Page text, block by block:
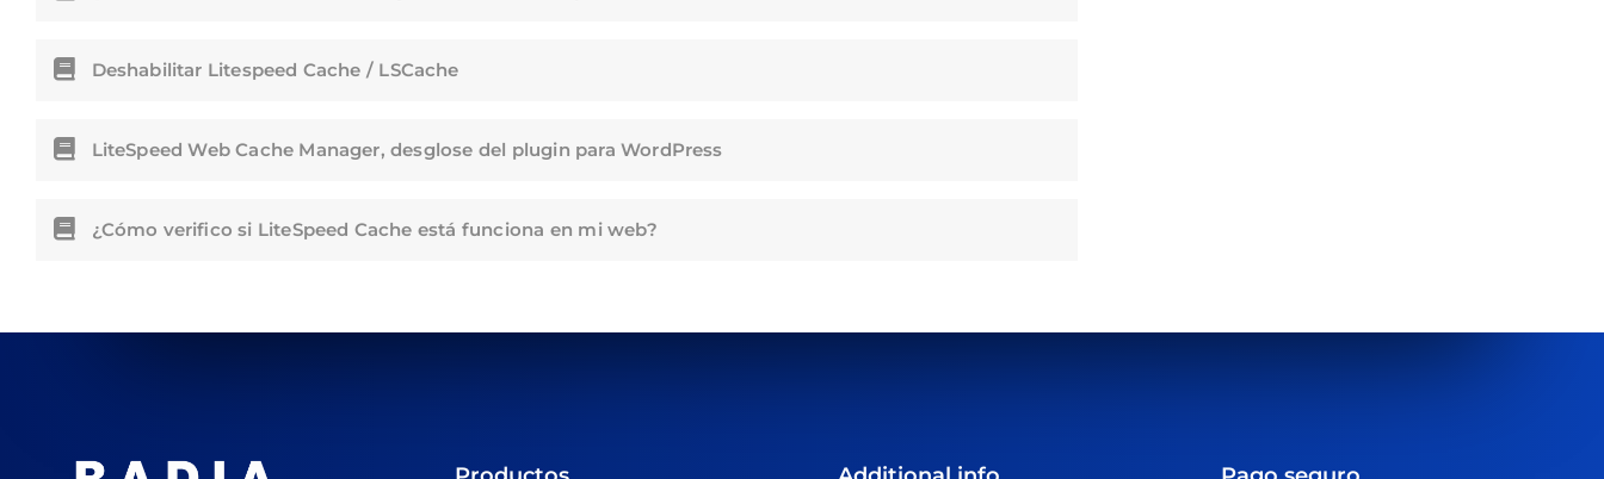
Deshabilitar Litespeed Cache / LSCache
LiteSpeed Web Cache Manager, desglose del plugin para WordPress
¿Cómo verifico si LiteSpeed Cache está funciona en mi web?